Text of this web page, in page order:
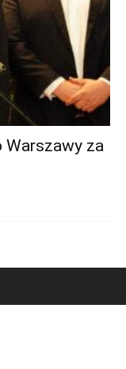
Warszawy za